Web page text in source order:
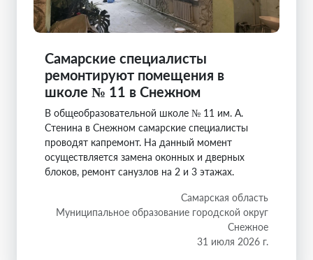
Самарские специалисты
ремонтируют помещения в
школе № 11 в Снежном
В общеобразовательной школе № 11 им. А.
Стенина в Снежном самарские специалисты
проводят капремонт. На данный момент
осуществляется замена оконных и дверных
блоков, ремонт санузлов на 2 и 3 этажах.
Самарская область
Муниципальное образование городской округ
Снежное
31 июля 2026 г.